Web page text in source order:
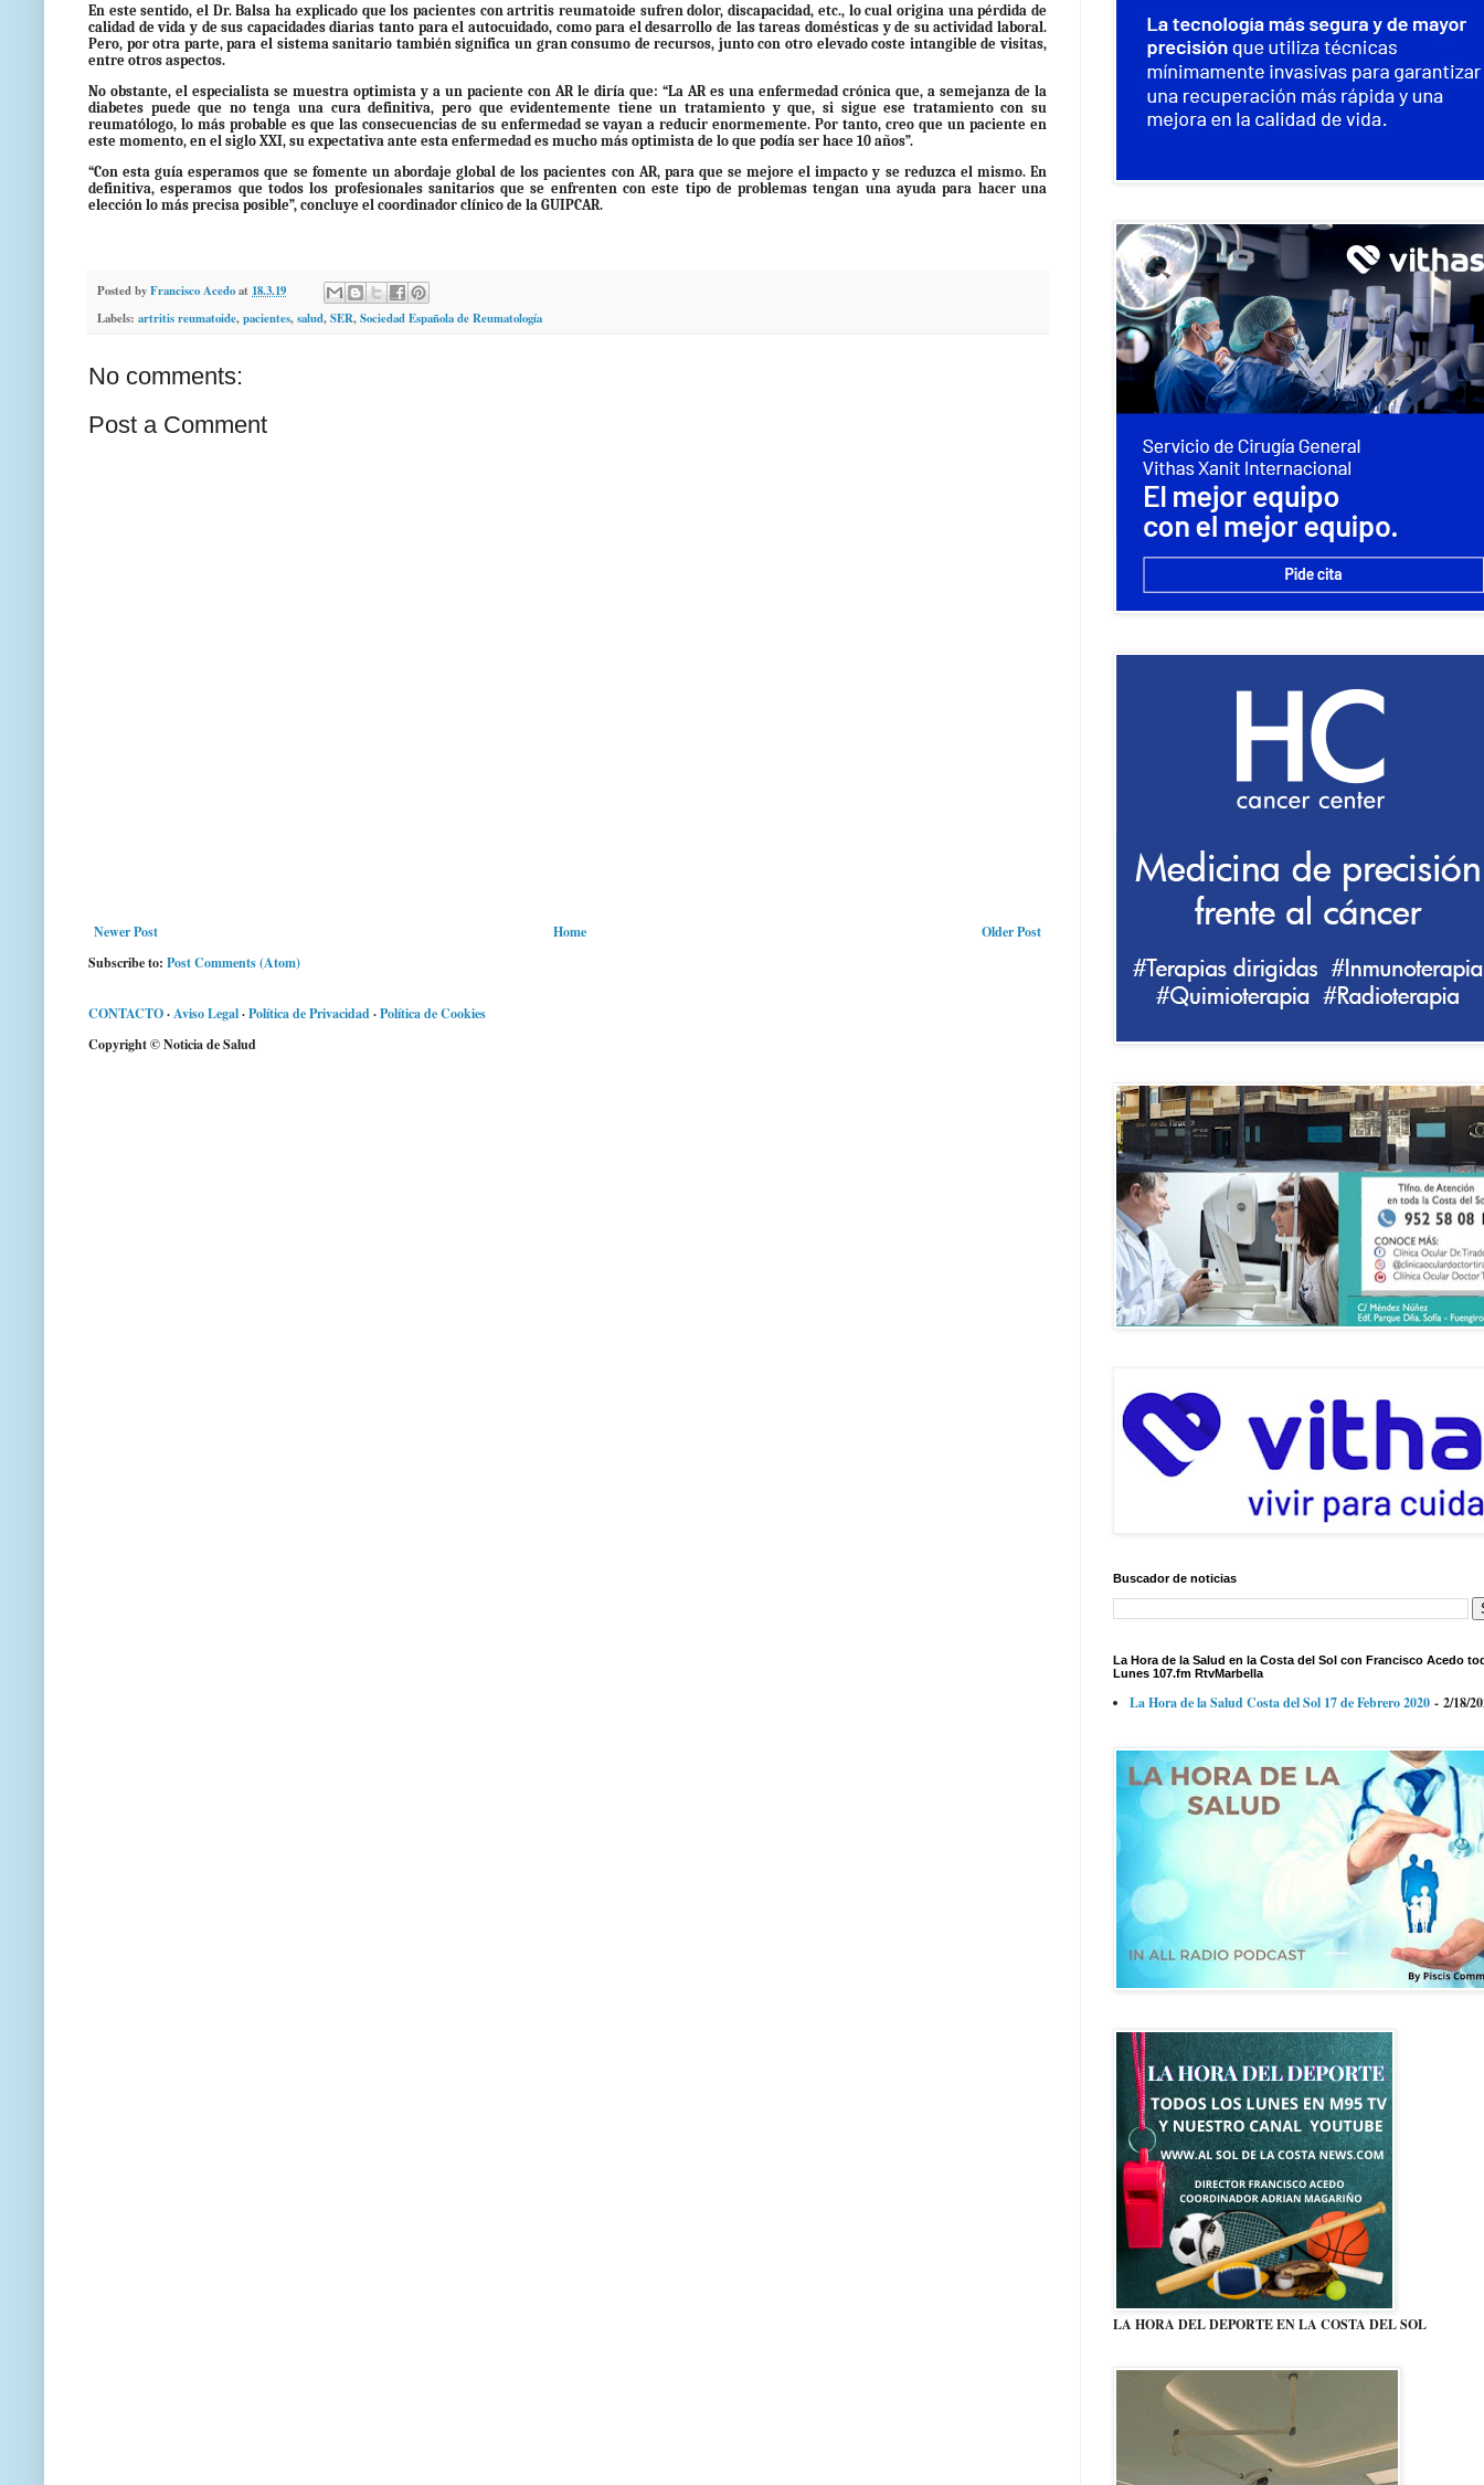
En este sentido, el Dr. Balsa ha explicado que los pacientes con artritis reumatoide sufren dolor, discapacidad, etc., lo cual origina una pérdida de
calidad de vida y de sus capacidades diarias tanto para el autocuidado, como para el desarrollo de las tareas domésticas y de su actividad laboral.
Pero, por otra parte, para el sistema sanitario también significa un gran consumo de recursos, junto con otro elevado coste intangible de visitas,
entre otros aspectos.
No obstante, el especialista se muestra optimista y a un paciente con AR le diría que: “La AR es una enfermedad crónica que, a semejanza de la
diabetes puede que no tenga una cura definitiva, pero que evidentemente tiene un tratamiento y que, si sigue ese tratamiento con su
reumatólogo, lo más probable es que las consecuencias de su enfermedad se vayan a reducir enormemente. Por tanto, creo que un paciente en
este momento, en el siglo XXI, su expectativa ante esta enfermedad es mucho más optimista de lo que podía ser hace 10 años”.
“Con esta guía esperamos que se fomente un abordaje global de los pacientes con AR, para que se mejore el impacto y se reduzca el mismo. En
definitiva, esperamos que todos los profesionales sanitarios que se enfrenten con este tipo de problemas tengan una ayuda para hacer una
elección lo más precisa posible”, concluye el coordinador clínico de la GUIPCAR.
Posted byFrancisco Acedoat 18.3.19
Labels: artritis reumatoide,pacientes,salud,SER,Sociedad Española de Reumatología
No comments:
Post a Comment
Newer Post Older Post
Home
Subscribe to: Post Comments (Atom)
CONTACTO·Aviso Legal·Política de Privacidad·Política de Cookies
Copyright © Noticia de Salud
Buscador de noticias
La Hora de la Salud en la Costa del Sol con Francisco Acedo
Lunes 107.fm RtvMarbella
La Hora de la Salud Costa del Sol 17 de Febrero 2020 - 2/18/
LA HORA DEL DEPORTE EN LA COSTA DEL SOL